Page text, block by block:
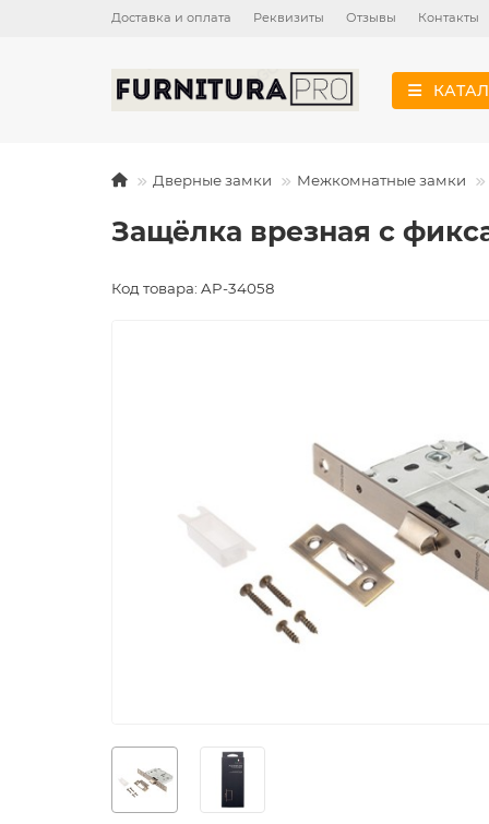
Доставка и оплата Реквизиты Отзывы Контакты
Дверные замки Межкомнатные замки
Защёлка врезная с
Код товара: AP-34058